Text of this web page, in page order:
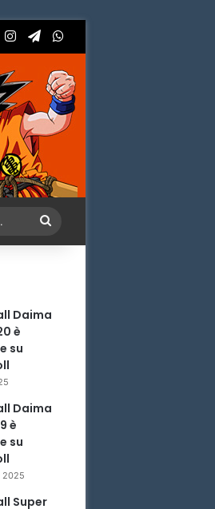
Tube
Instagram
Telegram
Daima
è
su
Daima
è
su
2025
Super